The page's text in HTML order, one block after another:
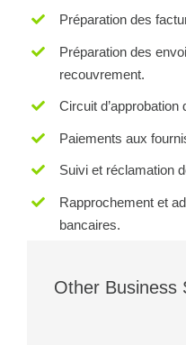
Préparation des
Préparation des
recouvrement.
Circuit
Paiements aux
Suivi et réclamation
Rapprochement et
bancaires.
Other Business